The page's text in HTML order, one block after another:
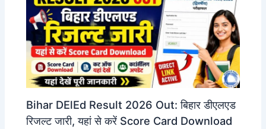
Bihar DElEd Result 2026 Out: बिहार डीएलएड
रिजल्ट जारी, यहां से करें Score Card Download